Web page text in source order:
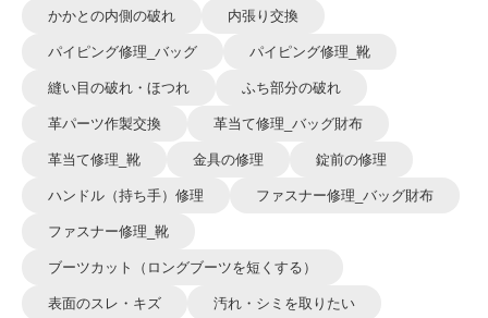
かかとの内側の破れ 内張り交換
パイピング修理_バッグ パイピング修理_靴
縫い目の破れ・ほつれ ふち部分の破れ
革パーツ作製交換 革当て修理_バッグ財布
革当て修理_靴 金具の修理 錠前の修理
ハンドル（持ち手）修理 ファスナー修理_バッグ財布
ファスナー修理_靴
ブーツカット（ロングブーツを短くする）
表面のスレ・キズ 汚れ・シミを取りたい